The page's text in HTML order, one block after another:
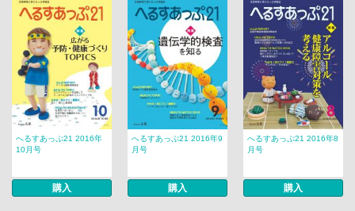
へるすあっぷ21 2016年
10月号
購入
へるすあっぷ21 2016年9
月号
購入
へるすあっぷ21 2016年8
月号
購入